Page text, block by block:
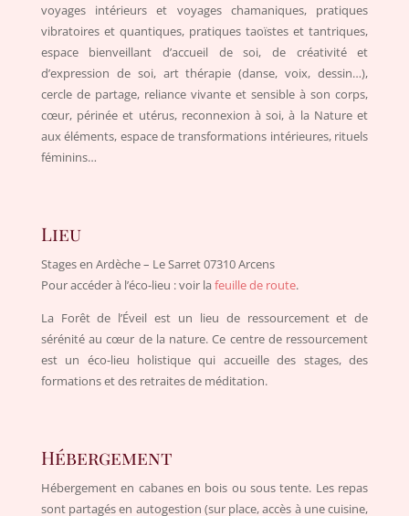
voyages intérieurs et voyages chamaniques, pratiques
vibratoires et quantiques, pratiques taoïstes et tantriques,
espace bienveillant d’accueil de soi, de créativité et
d’expression de soi, art thérapie (danse, voix, dessin…),
cercle de partage, reliance vivante et sensible à son corps,
cœur, périnée et utérus, reconnexion à soi, à la Nature et
aux éléments, espace de transformations intérieures, rituels
féminins…
Lieu
Stages en Ardèche – Le Sarret 07310 Arcens
Pour accéder à l’éco-lieu : voir lafeuille de route.
La Forêt de l’Éveil est un lieu de ressourcement et de
sérénité au cœur de la nature. Ce centre de ressourcement
est un éco-lieu holistique qui accueille des stages, des
formations et des retraites de méditation.
Hébergement
Hébergement en cabanes en bois ou sous tente. Les repas
sont partagés en autogestion (sur place, accès à une cuisine,